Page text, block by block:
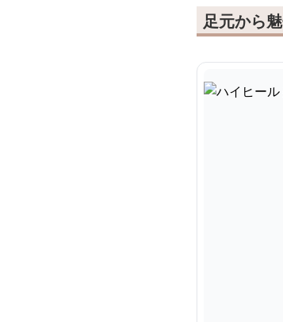
足元から